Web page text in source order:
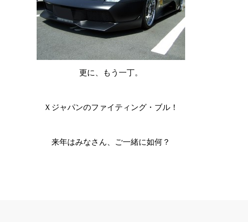
更に、もう一丁。
Ｘジャパンのファイティング・ブル！
来年はみなさん、ご一緒に如何？